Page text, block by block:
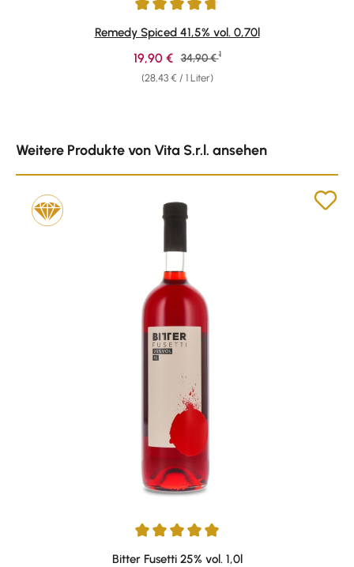
Durchschnittliche Bewertung von 4.67 von 5 Sternen
Remedy Spiced 41,5% vol. 0,70l
(28,43 € / 1 Liter)
Verkaufspreis:
19,90 € Regulärer Preis:
34,90 € 1
Weitere Produkte von Vita S.r.l. ansehen
Durchschnittliche Bewertung von 5 von 5 Sternen
Bitter Fusetti 25% vol. 1,0l